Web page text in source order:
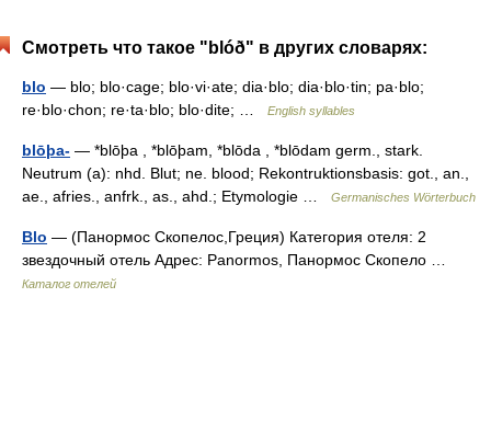
Смотреть что такое "blóð" в других словарях:
blo — blo; blo·cage; blo·vi·ate; dia·blo; dia·blo·tin; pa·blo;
re·blo·chon; re·ta·blo; blo·dite; …
English syllables
blōþa- — *blōþa , *blōþam, *blōda , *blōdam germ., stark.
Neutrum (a): nhd. Blut; ne. blood; Rekontruktionsbasis: got., an.,
ae., afries., anfrk., as., ahd.; Etymologie …
Germanisches Wörterbuch
Blo — (Панормос Скопелос,Греция) Категория отеля: 2
звездочный отель Адрес: Panormos, Панормос Скопело …
Каталог отелей